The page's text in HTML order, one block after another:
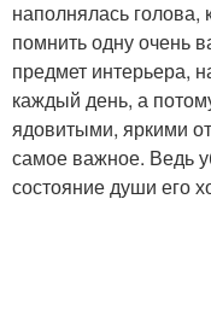
наполнялась
помнить одну очень
предмет интерьера,
каждый день, а
ядовитыми, яркими
самое важное. Ведь
состояние души его